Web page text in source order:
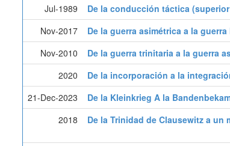
Jul-1989
De la conducción táctica
Nov-2017
De la guerra asimétrica a la
Nov-2010
De la guerra trinitaria a la guerra
2020
De la incorporación a la
21-Dec-2023
De la Kleinkrieg A la
2018
De la Trinidad de Clausewitz a